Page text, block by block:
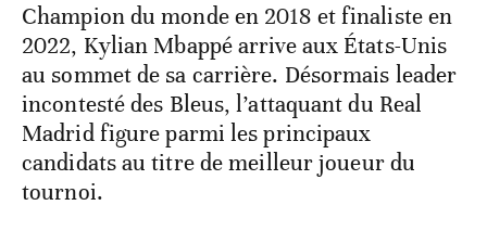
Champion du monde en 2018 et finaliste en
2022, Kylian Mbappé arrive aux États-Unis
au sommet de sa carrière. Désormais leader
incontesté des Bleus, l’attaquant du Real
Madrid figure parmi les principaux
candidats au titre de meilleur joueur du
tournoi.